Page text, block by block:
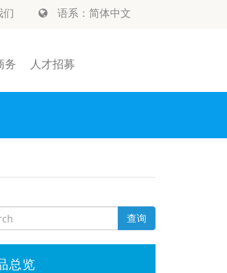
们 语系：简体中文
务 人才招募
查询
总览